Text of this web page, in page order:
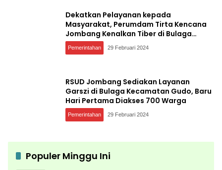
Dekatkan Pelayanan kepada
Masyarakat, Perumdam Tirta Kencana
Jombang Kenalkan Tiber di Bulaga
Kecamatan Gudo
Pemerintahan 29 Februari 2024
RSUD Jombang Sediakan Layanan
Garszi di Bulaga Kecamatan Gudo, Baru
Hari Pertama Diakses 700 Warga
Pemerintahan 29 Februari 2024
Populer Minggu Ini